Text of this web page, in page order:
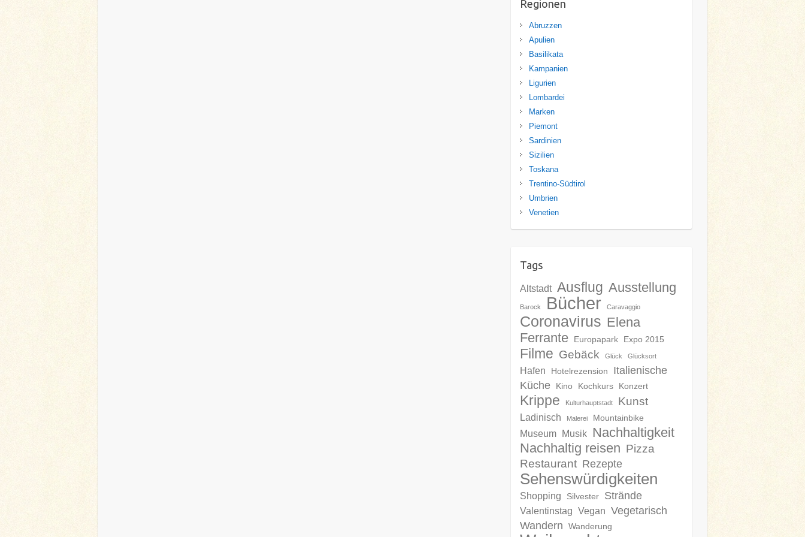
Regionen
Abruzzen
Apulien
Basilikata
Kampanien
Ligurien
Lombardei
Marken
Piemont
Sardinien
Sizilien
Toskana
Trentino-Südtirol
Umbrien
Venetien
Tags
Altstadt Ausflug Ausstellung
Barock Bücher Caravaggio
Coronavirus Elena
Ferrante
Europapark Expo 2015
Filme Gebäck Glück Glücksort
Hafen Hotelrezension
Italienische
Küche
Kino Kochkurs Konzert
Krippe Kulturhauptstadt Kunst
Ladinisch Malerei Mountainbike
Museum Musik Nachhaltigkeit
Nachhaltig reisen Pizza
Restaurant Rezepte
Sehenswürdigkeiten
Shopping Silvester Strände
Valentinstag Vegan Vegetarisch
Wandern
Wanderung